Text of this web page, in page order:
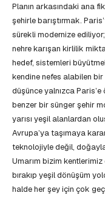
Planın arkasındaki ana
şehirle barıştırmak.
sürekli modernize
nehre karışan kirlilik
hedef, sistemleri
kendine nefes alabilen
düşünce yalnızca
benzer bir sünger şehir
yarısı yeşil alanlardan
Avrupa’ya taşımaya
teknolojiyle değil,
Umarım bizim
bırakıp yeşil dönüşüm
halde her şey için çok